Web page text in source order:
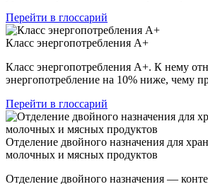
Перейти в глоссарий
Класс энергопотребления А+
Класс энергопотребления А+. К нему
энергопотребление на 10% ниже, чему
Перейти в глоссарий
Отделение двойного назначения для
молочных и мясных продуктов
Отделение двойного назначения —